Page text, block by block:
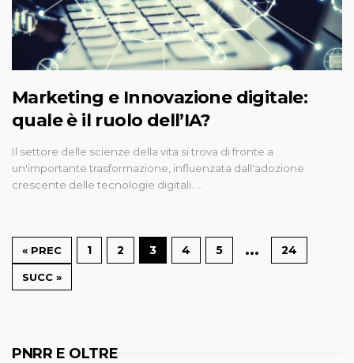
Marketing e Innovazione digitale:
quale è il ruolo dell’IA?
Il settore delle scienze della vita si trova di fronte a
un'importante trasformazione, influenzata dall'adozione
crescente delle tecnologie digitali. …
« PREC 1 2 3 4 5 … 24
SUCC »
PNRR E OLTRE